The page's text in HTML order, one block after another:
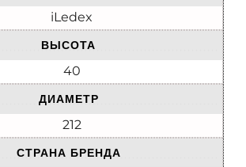
iLedex
ВЫСОТА
40
ДИАМЕТР
212
СТРАНА БРЕНДА